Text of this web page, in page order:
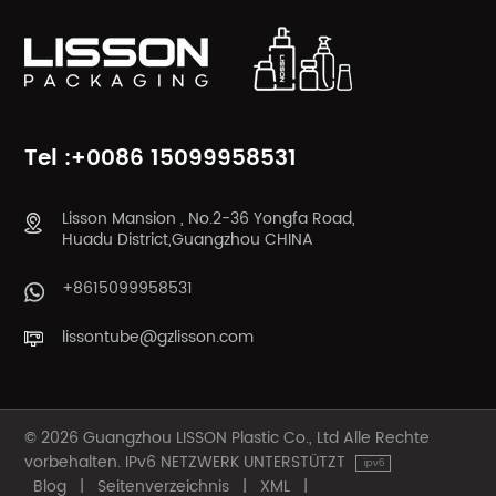
ERFAHREN SIE
ERFAHREN SIE
Tel :+0086 15099958531
Lisson Mansion , No.2-36 Yongfa Road,
Huadu District,Guangzhou CHINA
+8615099958531
lissontube@gzlisson.com
© 2026 Guangzhou LISSON Plastic Co., Ltd Alle Rechte
vorbehalten. IPv6 NETZWERK UNTERSTÜTZT
Blog | Seitenverzeichnis | XML |